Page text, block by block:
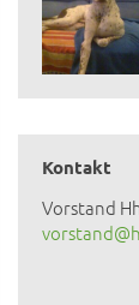
Kontakt
Vorstand